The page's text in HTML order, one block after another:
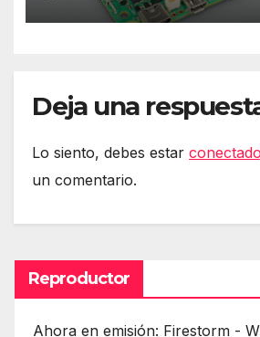
Deja una
Lo siento, debes estar conectado
un comentario.
Reproductor
Ahora en emisión: Firestorm -